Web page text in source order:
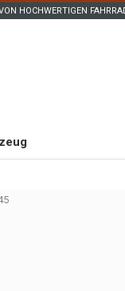
HOCHWERTIGEN